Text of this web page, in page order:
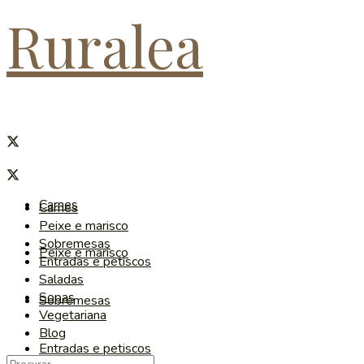
Ruralea
Carnes
Peixe e marisco
Sobremesas
Entradas e petiscos
Carnes
Peixe e marisco
Sobremesas
Entradas e petiscos
Saladas
Sopas
Vegetariana
Blog